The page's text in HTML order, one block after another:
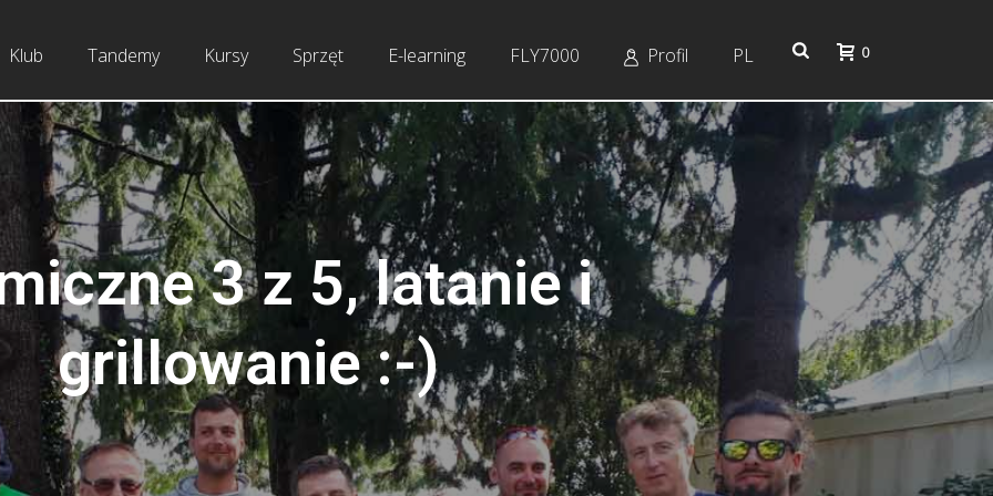
Klub Tandemy Kursy Sprzęt E-learning FLY7000 Profil PL 0
3 z 5, latanie i
grillowanie :-)